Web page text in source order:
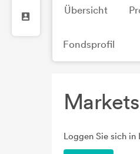
Übersicht
Fondsprofil
Markets
Loggen Sie sich in